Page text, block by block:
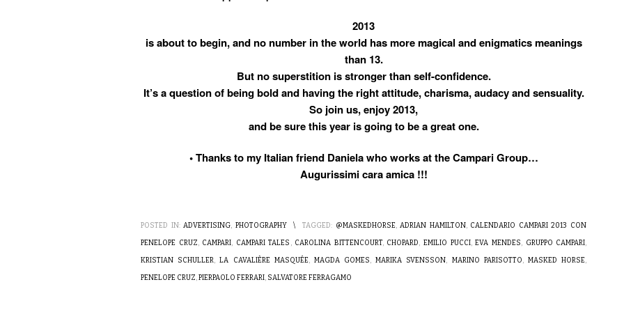
2013
is about to begin, and no number in the world has more magical and enigmatics meanings
than 13.
But no superstition is stronger than self-confidence.
It’s a question of being bold and having the right attitude, charisma, audacy and sensuality.
So join us, enjoy 2013,
and be sure this year is going to be a great one.
• Thanks to my Italian friend Daniela who works at the Campari Group…
Augurissimi cara amica !!!
POSTED IN: ADVERTISING, PHOTOGRAPHY \ TAGGED: @MASKEDHORSE,ADRIAN HAMILTON, CALENDARIO CAMPARI 2013 CON
PENELOPE CRUZ, CAMPARI, CAMPARI TALES , CAROLINA BITTENCOURT, CHOPARD, EMILIO PUCCI,EVA MENDES, GRUPPO CAMPARI,
KRISTIAN SCHULLER,LA CAVALIÈRE MASQUÉE, MAGDA GOMES,MARIKA SVENSSON, MARINO PARISOTTO, MASKED HORSE,
PENELOPE CRUZ,PIERPAOLO FERRARI, SALVATORE FERRAGAMO